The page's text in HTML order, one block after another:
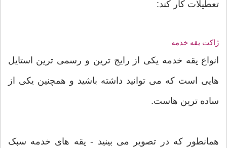
تعطیلات کار کند:
ژاکت یقه خدمه
انواع یقه خدمه یکی از رایج ترین و رسمی ترین استایل
هایی است که می توانید داشته باشید و همچنین یکی از
ساده ترین هاست.
همانطور که در تصویر می بینید - یقه های خدمه سبک